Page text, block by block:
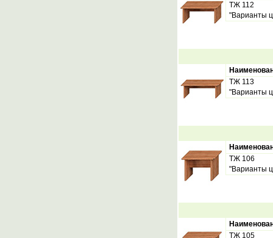
ТЖ 112
"Варианты
ТЖ 113
"Варианты
ТЖ 106
"Варианты
ТЖ 105